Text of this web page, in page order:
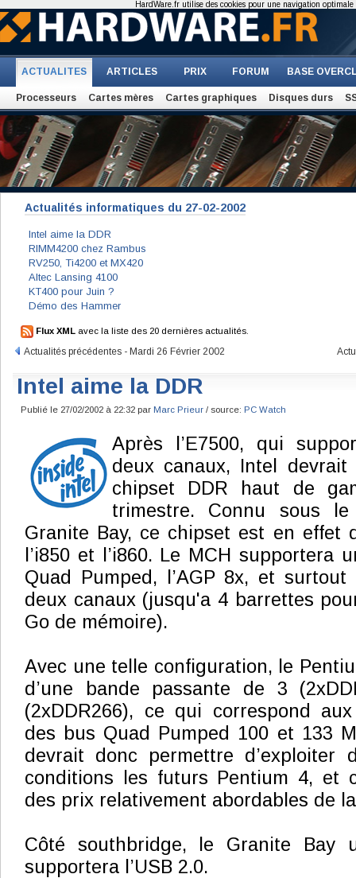
ACTUALITES ARTICLES PRIX FORUM BASE
Processeurs Cartes mères Cartes graphiques Disques durs
Actualités informatiques du 27-02-2002
Intel aime la DDR
RIMM4200 chez Rambus
RV250, Ti4200 et MX420
Altec Lansing 4100
KT400 pour Juin ?
Démo des Hammer
Flux XML avec la liste des 20 dernières actualités.
Actualités précédentes - Mardi 26 Février 2002
Intel aime la DDR
Publié le 27/02/2002 à 22:32 par Marc Prieur / source: PC Watch
Après l’E7500, qui
deux canaux, Intel
chipset DDR haut de
trimestre. Connu sous
Granite Bay, ce chipset est en effet
l’i850 et l’i860. Le MCH supportera
Quad Pumped, l’AGP 8x, et surtout
deux canaux (jusqu'a 4 barrettes
Go de mémoire).
Avec une telle configuration, le
d’une bande passante de 3
(2xDDR266), ce qui correspond
des bus Quad Pumped 100 et 133
devrait donc permettre d’exploiter
conditions les futurs Pentium 4, et
des prix relativement abordables de
Côté southbridge, le Granite Bay
supportera l’USB 2.0.
HardWare.fr utilise des cookies pour une navigation